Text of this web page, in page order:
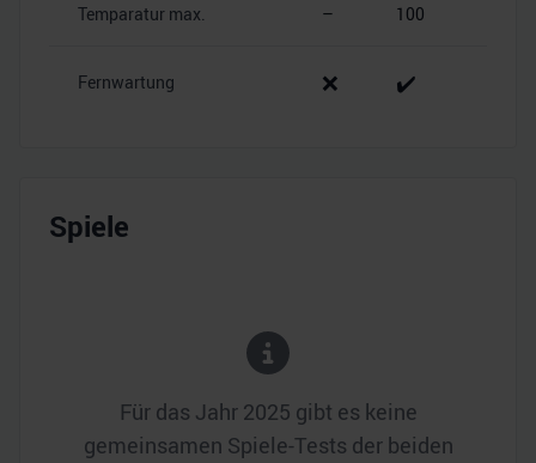
Temparatur max. – 100
Fernwartung ❌ ✔️
Spiele
Für das Jahr 2025 gibt es keine
gemeinsamen Spiele-Tests der beiden